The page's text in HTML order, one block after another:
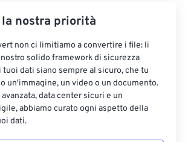
nostra priorità
non ci limitiamo a convertire i file: li
solido framework di sicurezza
tuoi dati siano sempre al sicuro, che tu
un'immagine, un video o un documento.
data center sicuri e un
abbiamo curato ogni aspetto della
dati.